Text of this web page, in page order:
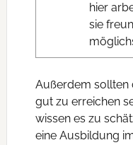
hier
sie
Außerdem sollten
gut zu erreichen
wissen es zu
eine Ausbildung